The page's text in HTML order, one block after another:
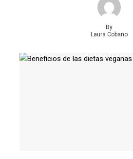
By
Laura Cobano